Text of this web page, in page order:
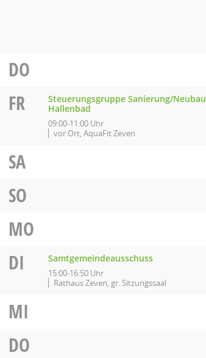
DO
FR
Steuerungsgruppe Sanierung/Neubau
Hallenbad
09:00-11:00 Uhr
vor Ort, AquaFit Zeven
SA
SO
MO
DI Samtgemeindeausschuss
15:00-16:50 Uhr
Rathaus Zeven, gr. Sitzungssaal
MI
DO